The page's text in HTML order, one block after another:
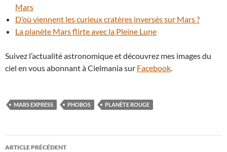
Mars
D’où viennent les curieux cratères inversés sur Mars ?
La planète Mars flirte avec la Pleine Lune
Suivez l’actualité astronomique et découvrez mes images du
ciel en vous abonnant à Cielmania sur Facebook
MARS EXPRESS PHOBOS PLANÈTE ROUGE
Navigation
ARTICLE PRÉCÉDENT